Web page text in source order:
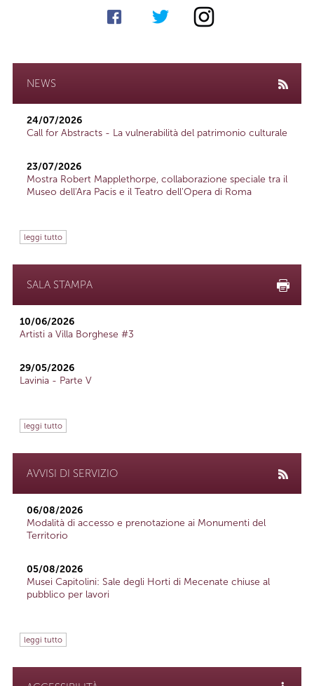
NEWS
24/07/2026
Call for Abstracts - La vulnerabilità del patrimonio culturale
23/07/2026
Mostra Robert Mapplethorpe, collaborazione speciale tra il
Museo dell'Ara Pacis e il Teatro dell'Opera di Roma
leggi tutto
SALA STAMPA
10/06/2026
Artisti a Villa Borghese #3
29/05/2026
Lavinia - Parte V
leggi tutto
AVVISI DI SERVIZIO
06/08/2026
Modalità di accesso e prenotazione ai Monumenti del
Territorio
05/08/2026
Musei Capitolini: Sale degli Horti di Mecenate chiuse al
pubblico per lavori
leggi tutto